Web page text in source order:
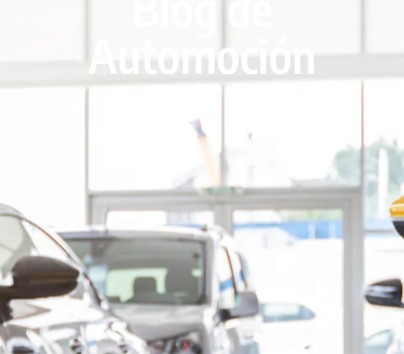
Automoción